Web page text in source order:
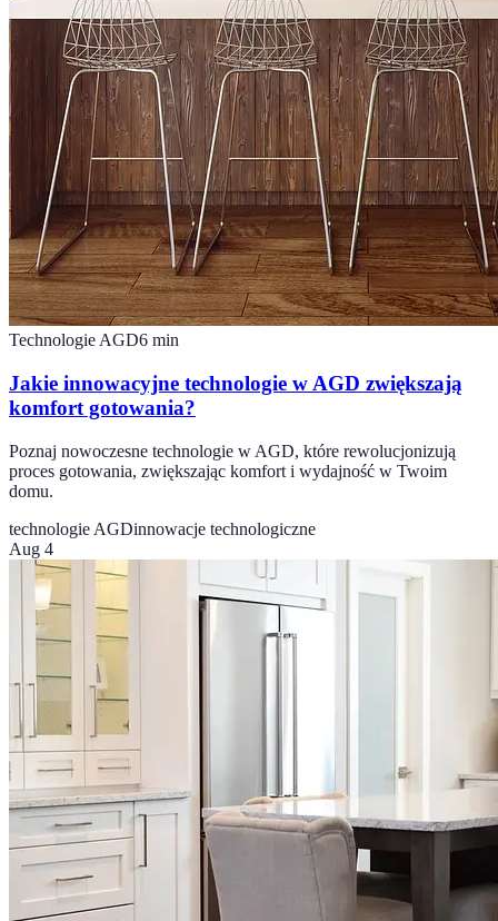
Technologie AGD6 min
Jakie innowacyjne technologie w AGD zwiększają
komfort gotowania?
Poznaj nowoczesne technologie w AGD, które rewolucjonizują
proces gotowania, zwiększając komfort i wydajność w Twoim
domu.
technologie AGDinnowacje technologiczne
Aug 4